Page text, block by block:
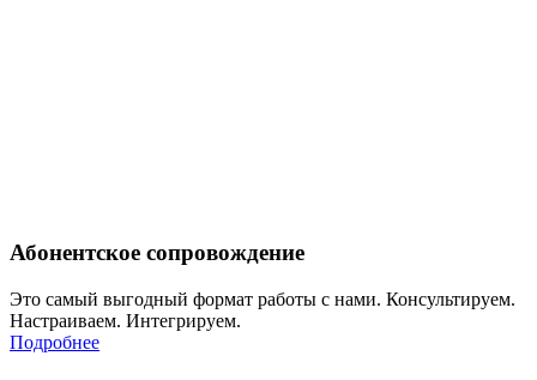
Абонентское сопровождение
Это самый выгодный формат работы с нами. Консультируем.
Настраиваем. Интегрируем.
Подробнее